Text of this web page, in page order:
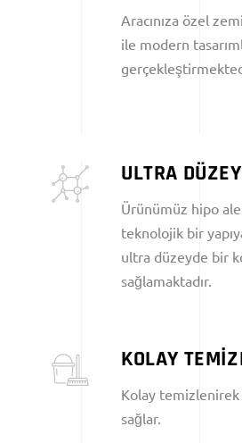
Aracınıza özel
ile modern
ULTRA
Ürünümüz hipo
teknolojik bir
ultra düzeyde bir
sağlamaktadır.
KOLAY
Kolay temizlenirek
sağlar.